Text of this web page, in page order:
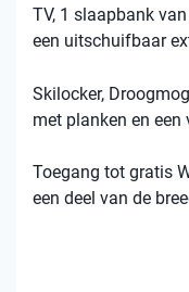
TV, 1 slaapbank
een uitschuifbaar
Skilocker,
met planken en een
Toegang tot gratis
een deel van de